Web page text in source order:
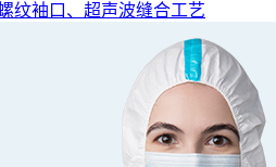
纹袖口、超声波缝合工艺